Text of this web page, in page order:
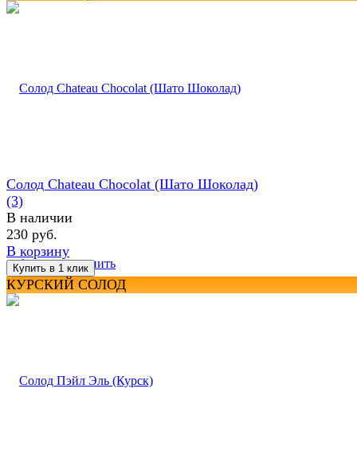
избранное сравнить
Солод Chateau Chocolat (Шато Шоколад)
(3)
В наличии
230 руб.
В корзину
КУРСКИЙ СОЛОД